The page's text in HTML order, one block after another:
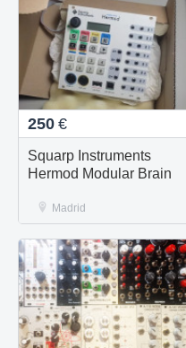
250 €
Squarp Instruments
Hermod Modular Brain
Madrid